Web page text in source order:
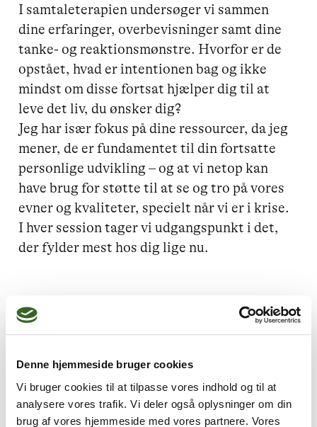
Denne hjemmeside bruger cookies
Vi bruger cookies til at tilpasse vores indhold og til at
analysere vores trafik. Vi deler også oplysninger om din
brug af vores hjemmeside med vores partnere. Vores
I samtaleterapien undersøger vi sammen
dine erfaringer, overbevisninger samt dine
tanke- og reaktionsmønstre. Hvorfor er de
opstået, hvad er intentionen bag og ikke
mindst om disse fortsat hjælper dig til at
leve det liv, du ønsker dig?
Jeg har især fokus på dine ressourcer, da jeg
mener, de er fundamentet til din fortsatte
personlige udvikling – og at vi netop kan
have brug for støtte til at se og tro på vores
evner og kvaliteter, specielt når vi er i krise.
I hver session tager vi udgangspunkt i det,
der fylder mest hos dig lige nu.
Jeg kan hjælpe dig med
Skam og skyld,
Parforhold,
Depression